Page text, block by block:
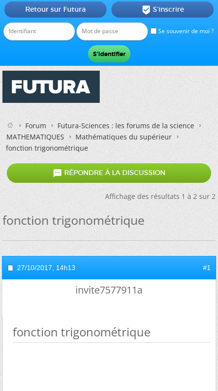
Se souvenir de moi ?
Retour sur Futura  S'inscrire
Forum
Futura-Sciences : les forums de la science
MATHEMATIQUES
Mathématiques du supérieur
fonction trigonométrique
 RÉPONDRE À LA DISCUSSION
Affichage des résultats 1 à 2 sur 2
fonction trigonométrique
27/10/2017, 14h13 #1
invite7577911a
fonction trigonométrique